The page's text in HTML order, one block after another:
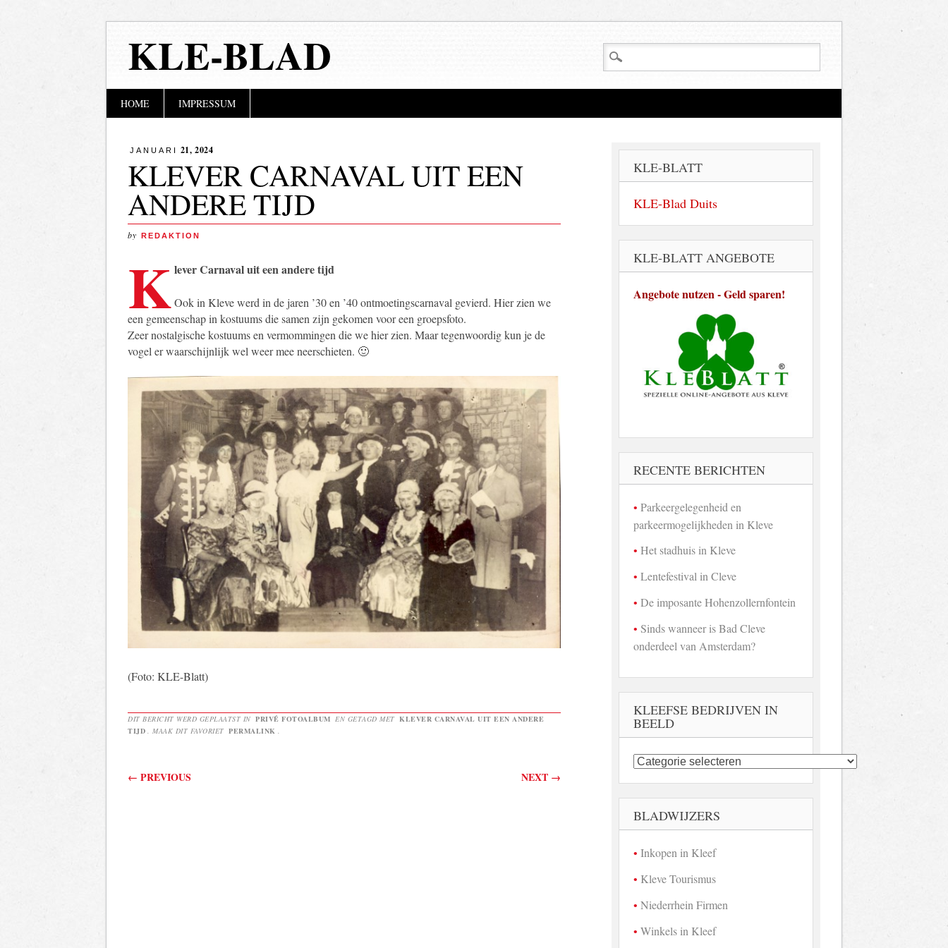
KLE-BLAD
Hoofdmenu
HOME IMPRESSUM
JANUARI 21, 2024
KLEVER CARNAVAL UIT EEN
ANDERE TIJD
by REDAKTION
Klever Carnaval uit een andere tijd
Ook in Kleve werd in de jaren ’30 en ’40 ontmoetingscarnaval gevierd. Hier zien we
een gemeenschap in kostuums die samen zijn gekomen voor een groepsfoto.
Zeer nostalgische kostuums en vermommingen die we hier zien. Maar tegenwoordig kun je de
vogel er waarschijnlijk wel weer mee neerschieten. 🙂
(Foto: KLE-Blatt)
DIT BERICHT WERD GEPLAATST IN PRIVÉ FOTOALBUM EN GETAGD MET KLEVER CARNAVAL UIT EEN ANDERE
TIJD . MAAK DIT FAVORIET PERMALINK .
Berichtnavigatie
← PREVIOUS NEXT →
KLE-BLATT
KLE-Blad Duits
KLE-BLATT ANGEBOTE
Angebote nutzen - Geld sparen!
RECENTE BERICHTEN
Parkeergelegenheid en
parkeermogelijkheden in Kleve
Het stadhuis in Kleve
Lentefestival in Cleve
De imposante Hohenzollernfontein
Sinds wanneer is Bad Cleve
onderdeel van Amsterdam?
KLEEFSE BEDRIJVEN IN
BEELD
Kleefse
bedrijven
beeld
BLADWIJZERS
Inkopen in Kleef
Kleve Tourismus
Niederrhein Firmen
Winkels in Kleef